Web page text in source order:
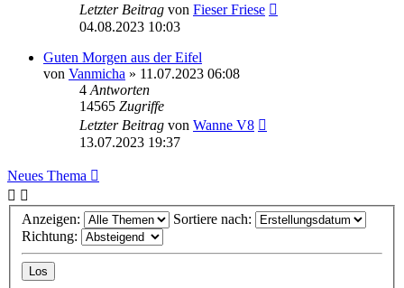
Letzter Beitrag von Fieser Friese
04.08.2023 10:03
Guten Morgen aus der Eifel
von Vanmicha » 11.07.2023 06:08
4 Antworten
14565 Zugriffe
Letzter Beitrag von Wanne V8
13.07.2023 19:37
Neues Thema
Anzeigen:
Sortiere nach:
Richtung: